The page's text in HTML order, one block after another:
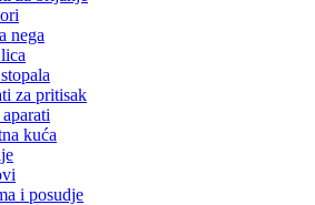
nega
za pritisak
kuća
i posudje